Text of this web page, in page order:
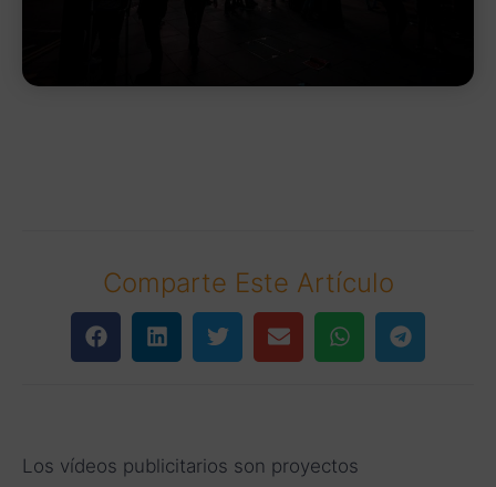
Comparte Este Artículo
Los vídeos publicitarios son proyectos